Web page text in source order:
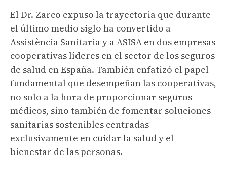
El Dr. Zarco expuso la trayectoria que durante
el último medio siglo ha convertido a
Assistència Sanitaria y a ASISA en dos empresas
cooperativas líderes en el sector de los seguros
de salud en España. También enfatizó el papel
fundamental que desempeñan las cooperativas,
no solo a la hora de proporcionar seguros
médicos, sino también de fomentar soluciones
sanitarias sostenibles centradas
exclusivamente en cuidar la salud y el
bienestar de las personas.